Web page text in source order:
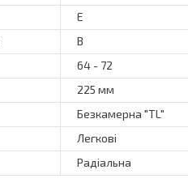
E
B
64 - 72
225 мм
Безкамерна "TL"
Легкові
Радіальна